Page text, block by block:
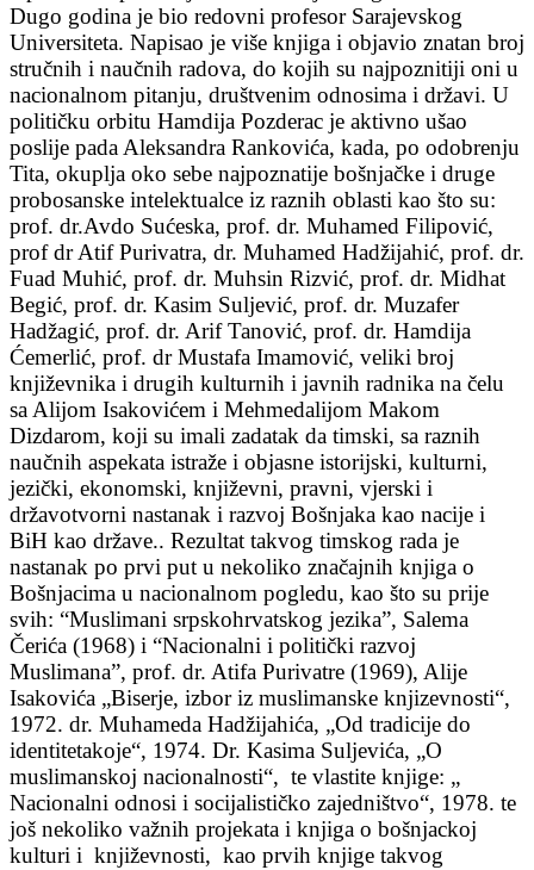
Dugo godina je bio redovni profesor Sarajevskog
Universiteta. Napisao je više knjiga i objavio znatan broj
stručnih i naučnih radova, do kojih su najpoznitiji oni u
nacionalnom pitanju, društvenim odnosima i državi. U
političku orbitu Hamdija Pozderac je aktivno ušao
poslije pada Aleksandra Rankovića, kada, po odobrenju
Tita, okuplja oko sebe najpoznatije bošnjačke i druge
probosanske intelektualce iz raznih oblasti kao što su:
prof. dr.Avdo Sućeska, prof. dr. Muhamed Filipović,
prof dr Atif Purivatra, dr. Muhamed Hadžijahić, prof. dr.
Fuad Muhić, prof. dr. Muhsin Rizvić, prof. dr. Midhat
Begić, prof. dr. Kasim Suljević, prof. dr. Muzafer
Hadžagić, prof. dr. Arif Tanović, prof. dr. Hamdija
Ćemerlić, prof. dr Mustafa Imamović, veliki broj
književnika i drugih kulturnih i javnih radnika na čelu
sa Alijom Isakovićem i Mehmedalijom Makom
Dizdarom, koji su imali zadatak da timski, sa raznih
naučnih aspekata istraže i objasne istorijski, kulturni,
jezički, ekonomski, književni, pravni, vjerski i
državotvorni nastanak i razvoj Bošnjaka kao nacije i
BiH kao države.. Rezultat takvog timskog rada je
nastanak po prvi put u nekoliko značajnih knjiga o
Bošnjacima u nacionalnom pogledu, kao što su prije
svih: “Muslimani srpskohrvatskog jezika”, Salema
Čerića (1968) i “Nacionalni i politički razvoj
Muslimana”, prof. dr. Atifa Purivatre (1969), Alije
Isakovića „Biserje, izbor iz muslimanske knjizevnosti“,
1972. dr. Muhameda Hadžijahića, „Od tradicije do
identitetakoje“, 1974. Dr. Kasima Suljevića, „O
muslimanskoj nacionalnosti“, te vlastite knjige: „
Nacionalni odnosi i socijalističko zajedništvo“, 1978. te
još nekoliko važnih projekata i knjiga o bošnjackoj
kulturi i književnosti, kao prvih knjige takvog